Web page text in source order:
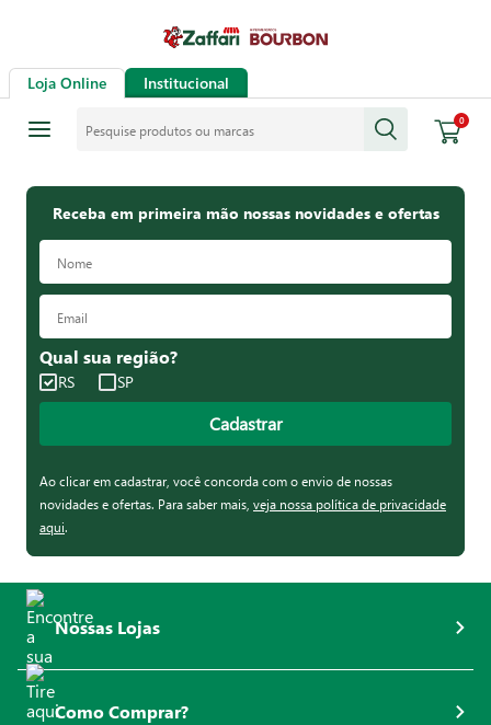
Loja Online Institucional
0
Receba em primeira mão nossas novidades e ofertas
Qual sua região?
RS SP
Cadastrar
Ao clicar em cadastrar, você concorda com o envio de nossas
novidades e ofertas. Para saber mais, veja nossa política de privacidade
aqui.
Nossas Lojas
Como Comprar?